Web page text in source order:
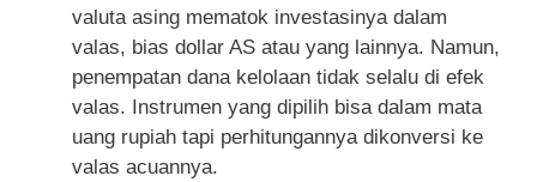
valuta asing mematok investasinya dalam
valas, bias dollar AS atau yang lainnya. Namun,
penempatan dana kelolaan tidak selalu di efek
valas. Instrumen yang dipilih bisa dalam mata
uang rupiah tapi perhitungannya dikonversi ke
valas acuannya.